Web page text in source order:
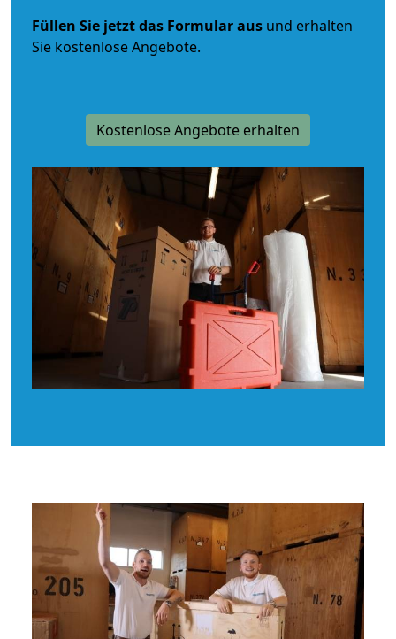
Füllen Sie jetzt das Formular aus und erhalten
Sie kostenlose Angebote.
Kostenlose Angebote erhalten